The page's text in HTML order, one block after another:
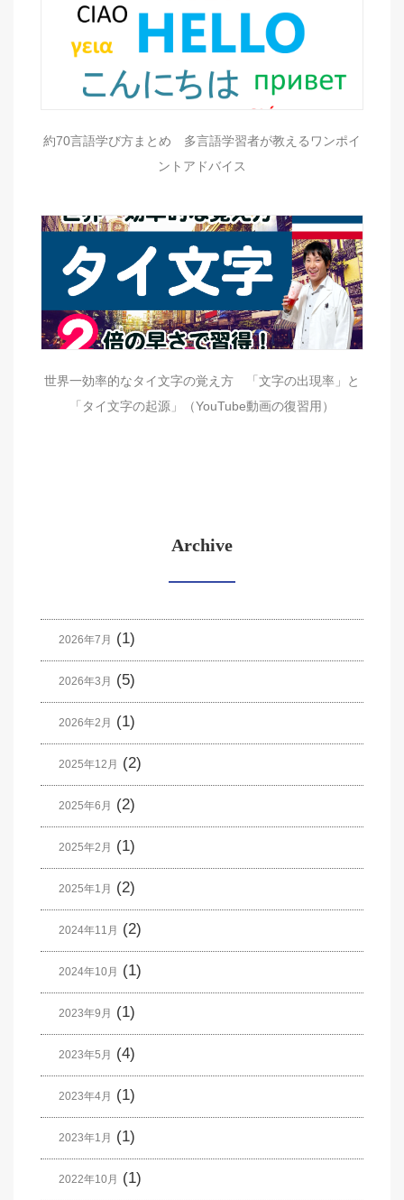
約70言語学び方まとめ 多言語学習者が教えるワンポイ
ントアドバイス
世界一効率的なタイ文字の覚え方 「文字の出現率」と
「タイ文字の起源」（YouTube動画の復習用）
Archive
2026年7月 (1)
2026年3月 (5)
2026年2月 (1)
2025年12月 (2)
2025年6月 (2)
2025年2月 (1)
2025年1月 (2)
2024年11月 (2)
2024年10月 (1)
2023年9月 (1)
2023年5月 (4)
2023年4月 (1)
2023年1月 (1)
2022年10月 (1)